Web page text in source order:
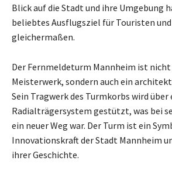
Blick auf die Stadt und ihre Umgebung
beliebtes Ausflugsziel für Touristen
gleichermaßen.
Der Fernmeldeturm Mannheim ist
Meisterwerk, sondern auch ein
Sein Tragwerk des Turmkorbs wird über
Radialträgersystem gestützt, was bei
ein neuer Weg war. Der Turm ist ein
Innovationskraft der Stadt Mannheim
ihrer Geschichte.